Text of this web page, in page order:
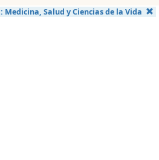
Medicina, Salud y Ciencias de la Vida